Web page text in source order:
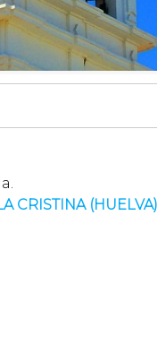
CRISTINA (HUELVA)